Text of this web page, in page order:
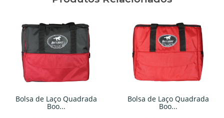
Bolsa de Laço Quadrada
Boo...
Bolsa de Laço Quadrada
Boo...